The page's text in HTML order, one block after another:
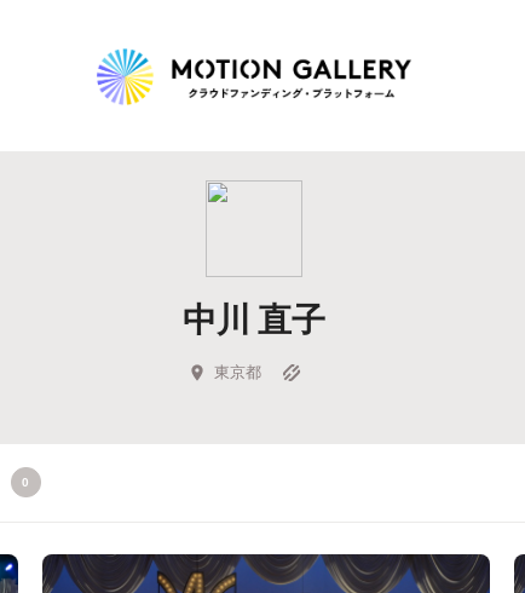
Highlight
Feature
キュレーターから探す
中川 直子
東京都
0